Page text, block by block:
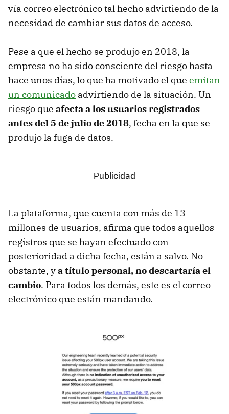
vía correo electrónico tal hecho advirtiendo de la
necesidad de cambiar sus datos de acceso.
Pese a que el hecho se produjo en 2018, la
empresa no ha sido consciente del riesgo hasta
hace unos días, lo que ha motivado el que emitan
un comunicado advirtiendo de la situación. Un
riesgo que afecta a los usuarios registrados
antes del 5 de julio de 2018, fecha en la que se
produjo la fuga de datos.
La plataforma, que cuenta con más de 13
millones de usuarios, afirma que todos aquellos
registros que se hayan efectuado con
posterioridad a dicha fecha, están a salvo. No
obstante, ya título personal, no descartaría el
cambio. Para todos los demás, este es el correo
electrónico que están mandando.